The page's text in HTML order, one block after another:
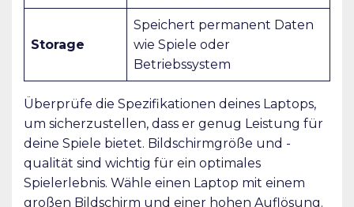
Storage
Speichert permanent Daten
wie Spiele oder
Betriebssystem
Überprüfe die Spezifikationen deines Laptops,
um sicherzustellen, dass er genug Leistung für
deine Spiele bietet. Bildschirmgröße und -
qualität sind wichtig für ein optimales
Spielerlebnis. Wähle einen Laptop mit einem
großen Bildschirm und einer hohen Auflösung.